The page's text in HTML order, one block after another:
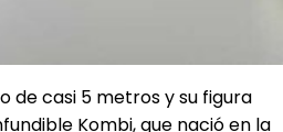
de casi 5 metros y su figura
Kombi, que nació en la